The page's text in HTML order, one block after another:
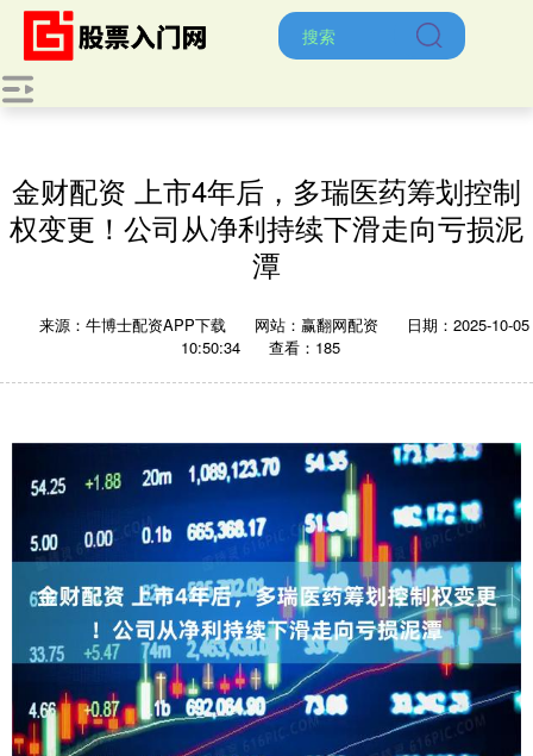
金财配资 上市4年后，多瑞医药筹划控制
权变更！公司从净利持续下滑走向亏损泥
潭
来源：牛博士配资APP下载 网站：赢翻网配资
日期：2025-10-05
10:50:34
查看：185